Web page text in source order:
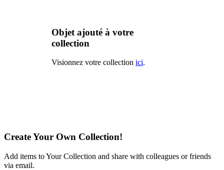
Objet ajouté à votre
collection
Visionnez votre collection ici.
Create Your Own Collection!
Add items to Your Collection and share with colleagues or friends
via email.